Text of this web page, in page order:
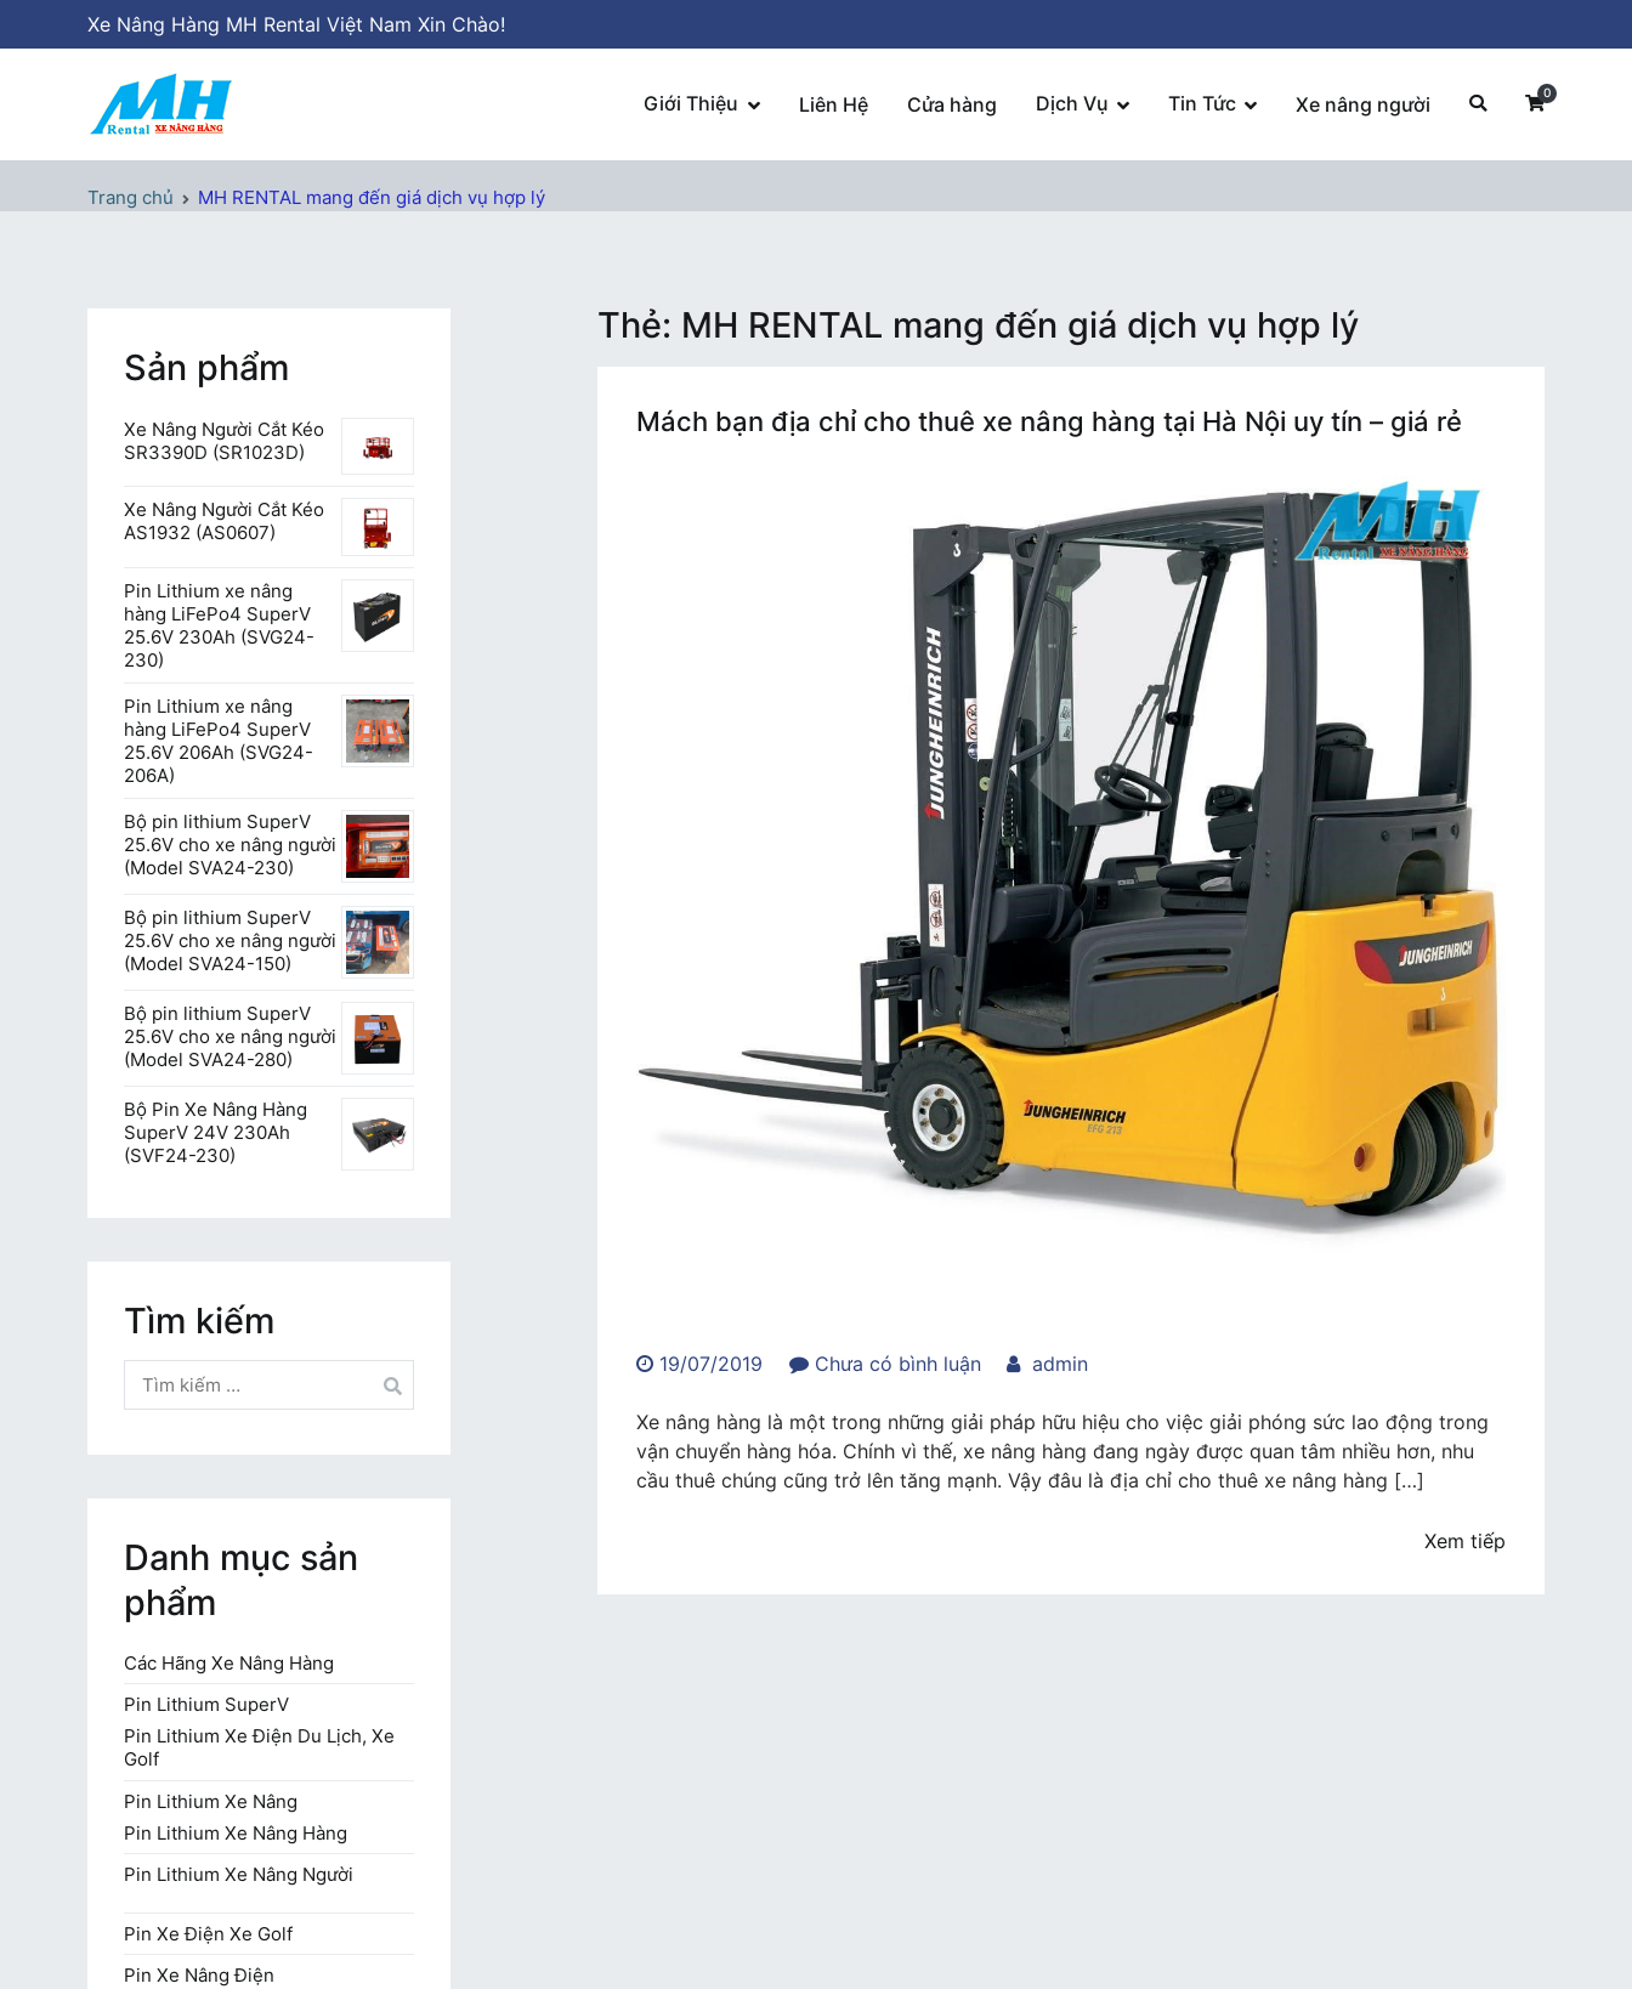
tới
Xe Nâng Hàng MH Rental Việt Nam Xin Chào!
Giới Thiệu Liên Hệ Cửa hàng Dịch Vụ Tin Tức Xe nâng người 0
Trang chủ MH RENTAL mang đến giá dịch vụ hợp lý
Thẻ: MH RENTAL mang đến giá dịch vụ hợp lý
Mách bạn địa chỉ cho thuê xe nâng hàng tại Hà Nội uy tín – giá rẻ
19/07/2019 Chưa có bình luậntrong
bạn
địa
chỉ
admin
Xe nâng hàng là một trong những giải pháp hữu hiệu cho việc giải phóng sức lao động trong
vận chuyển hàng hóa. Chính vì thế, xe nâng hàng đang ngày được quan tâm nhiều hơn, nhu
cầu thuê chúng cũng trở lên tăng mạnh. Vậy đâu là địa chỉ cho thuê xe nâng hàng […]
Xem tiếp
Sản phẩm
Xe Nâng Người Cắt Kéo
SR3390D (SR1023D)
Xe Nâng Người Cắt Kéo
AS1932 (AS0607)
Pin Lithium xe nâng
hàng LiFePo4 SuperV
25.6V 230Ah (SVG24-
230)
Pin Lithium xe nâng
hàng LiFePo4 SuperV
25.6V 206Ah (SVG24-
206A)
Bộ pin lithium SuperV
25.6V cho xe nâng người
(Model SVA24-230)
Bộ pin lithium SuperV
25.6V cho xe nâng người
(Model SVA24-150)
Bộ pin lithium SuperV
25.6V cho xe nâng người
(Model SVA24-280)
Bộ Pin Xe Nâng Hàng
SuperV 24V 230Ah
(SVF24-230)
Tìm kiếm
kiếm
cho:
Danh mục sản
phẩm
Các Hãng Xe Nâng Hàng
Pin Lithium SuperV
Pin Lithium Xe Điện Du Lịch, Xe
Golf
Pin Lithium Xe Nâng
Pin Lithium Xe Nâng Hàng
Pin Lithium Xe Nâng Người
Pin Xe Điện Xe Golf
Pin Xe Nâng Điện